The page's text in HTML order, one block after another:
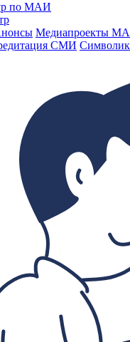
по МАИ
Медиапроекты
СМИ